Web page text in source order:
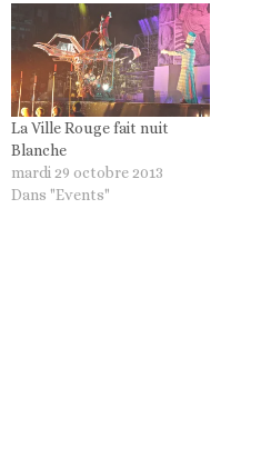
La Ville Rouge fait nuit
Blanche
mardi 29 octobre 2013
Dans "Events"